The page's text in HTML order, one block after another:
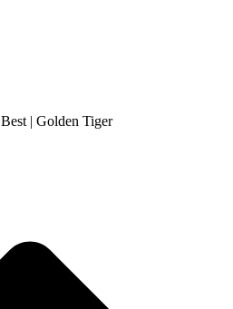
| Golden Tiger